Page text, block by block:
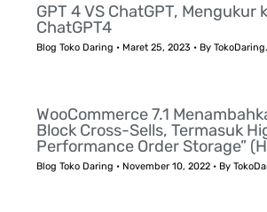
GPT 4 VS ChatGPT, Mengukur
ChatGPT4
Blog Toko Daring • Maret 25, 2023 • By
WooCommerce 7.1
Block Cross-Sells, Termasuk
Performance Order Storage”
Blog Toko Daring • November 10, 2022 • By